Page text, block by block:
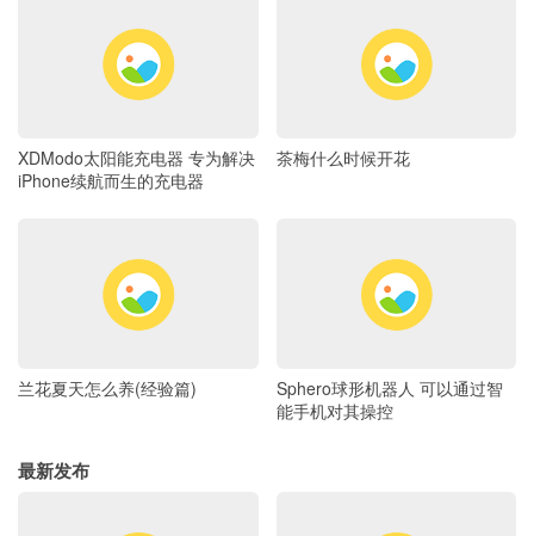
XDModo太阳能充电器 专为解决
iPhone续航而生的充电器
茶梅什么时候开花
兰花夏天怎么养(经验篇)
Sphero球形机器人 可以通过智
能手机对其操控
最新发布